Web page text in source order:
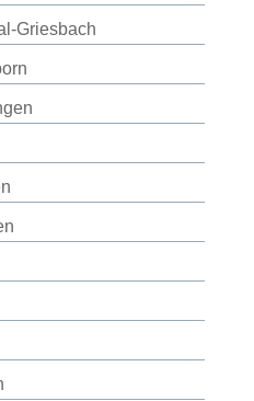
Griesbach